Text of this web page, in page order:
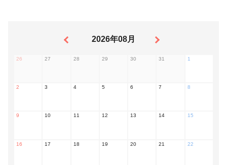
2026年08月
26 27 28 29 30 31 1
2 3 4 5 6 7 8
9 10 11 12 13 14 15
16 17 18 19 20 21 22